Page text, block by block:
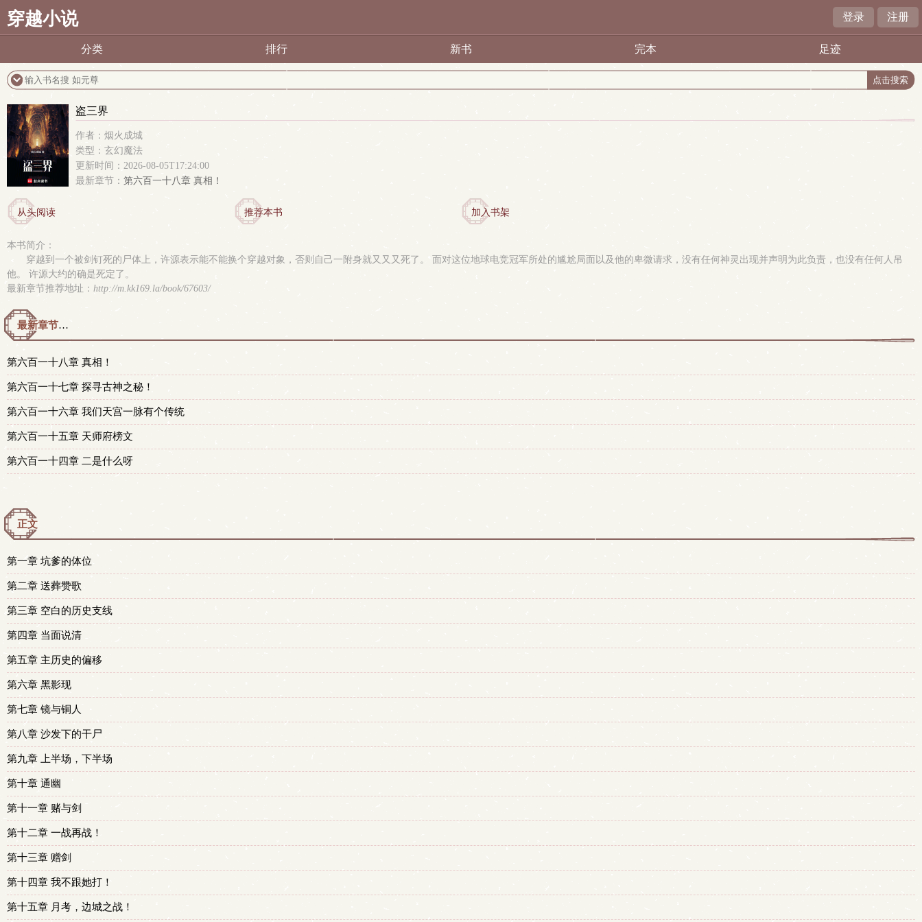
穿越小说 登录 注册
分类 排行 新书 完本 足迹
盗三界
作者：烟火成城
类型：玄幻魔法
更新时间：2026-08-05T17:24:00
最新章节： 第六百一十八章 真相！
从头阅读 推荐本书 加入书架
本书简介：
穿越到一个被剑钉死的尸体上，许源表示能不能换个穿越对象，否则自己一附身就又又又死了。 面对这位地球电竞冠军所处的尴尬局面以及他的卑微请求，没有任何神灵出现并声明为此负责，也没有任何人吊
他。 许源大约的确是死定了。
最新章节推荐地址： http://m.kk169.la/book/67603/
最新章节预览 更新时间：2026-08-05T17:24:00
第六百一十八章 真相！
第六百一十七章 探寻古神之秘！
第六百一十六章 我们天宫一脉有个传统
第六百一十五章 天师府榜文
第六百一十四章 二是什么呀
正文
第一章 坑爹的体位
第二章 送葬赞歌
第三章 空白的历史支线
第四章 当面说清
第五章 主历史的偏移
第六章 黑影现
第七章 镜与铜人
第八章 沙发下的干尸
第九章 上半场，下半场
第十章 通幽
第十一章 赌与剑
第十二章 一战再战！
第十三章 赠剑
第十四章 我不跟她打！
第十五章 月考，边城之战！